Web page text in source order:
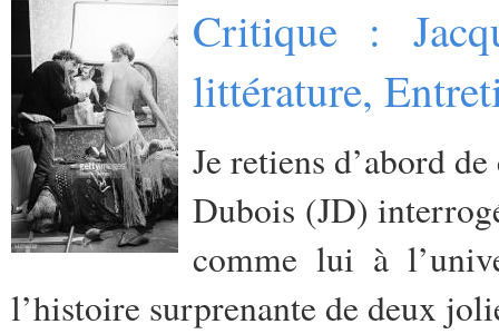
Critique :
littérature,
Je retiens d’abord
Dubois (JD)
comme lui à
l’histoire surprenante de deux